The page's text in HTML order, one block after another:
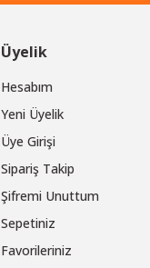
Üyelik
Hesabım
Yeni Üyelik
Üye Girişi
Sipariş Takip
Şifremi Unuttum
Sepetiniz
Favorileriniz